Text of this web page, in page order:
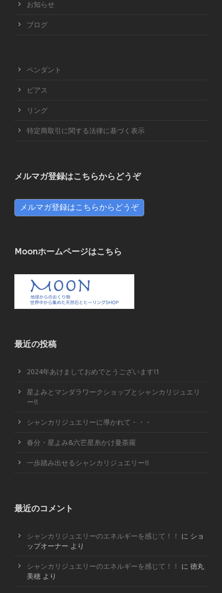
お知らせ
ブログ
ペンダント
ピアス
リング
特定商取引に関する法律に基づく表示
メルマガ登録はこちらからどうぞ
メルマガ登録はこちらからどうぞ
Moonホームページはこちら
最近の投稿
2024年あけましておめでとうございます!1
星よみとマンダラワークショップとシャンカリジュエリ
ー!!
シャンカリジュエリーに導かれて・・・
春分・星よみ&六芒星糸かけ曼荼羅
一歩踏み出せるシャンカリジュエリー!!
最近のコメント
シャンカリジュエリーのエネルギーを感じて！！ に ショ
ップオーナー より
シャンカリジュエリーのエネルギーを感じて！！ に 徳丸
美穂 より